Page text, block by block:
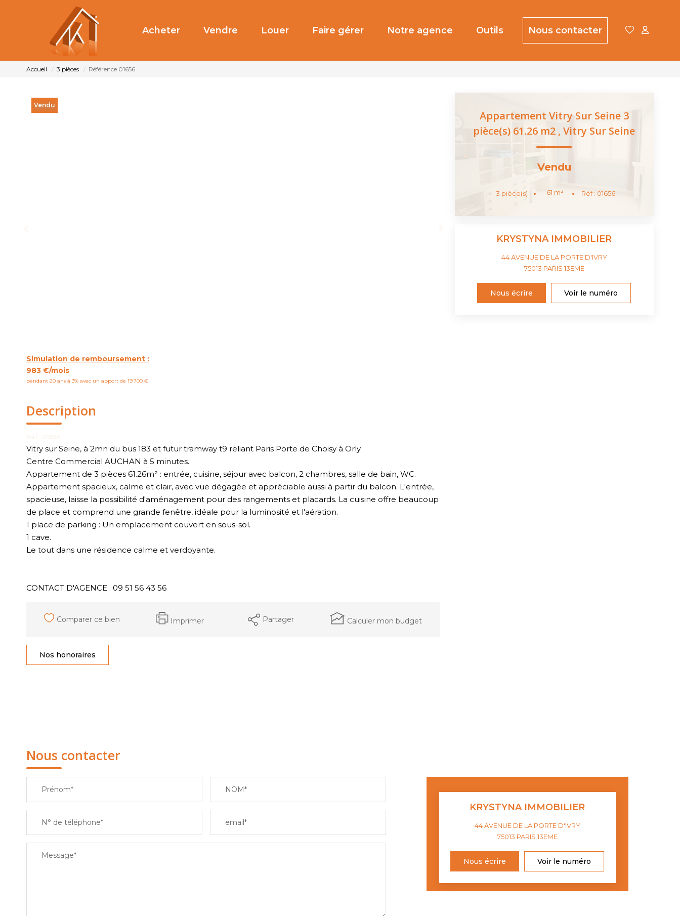
Acheter Vendre Louer Faire gérer Notre agence Outils Nous contacter
Accueil 3 pièces Référence 01656
Vendu
Simulation de remboursement :
983 €/mois
pendant 20 ans à 3% avec un apport de 19 700 €
Description
Vitry sur Seine, à 2mn du bus 183 et futur tramway t9 reliant Paris Porte de Choisy à Orly.
Centre Commercial AUCHAN à 5 minutes.
Appartement de 3 pièces 61.26m² : entrée, cuisine, séjour avec balcon, 2 chambres, salle de bain, WC.
Appartement spacieux, calme et clair, avec vue dégagée et appréciable aussi à partir du balcon. L'entrée,
spacieuse, laisse la possibilité d'aménagement pour des rangements et placards. La cuisine offre beaucoup
de place et comprend une grande fenêtre, idéale pour la luminosité et l'aération.
1 place de parking : Un emplacement couvert en sous-sol.
1 cave.
Le tout dans une résidence calme et verdoyante.
CONTACT D'AGENCE : 09 51 56 43 56
Comparer ce bien Imprimer Partager Calculer mon budget
Nos honoraires
Appartement Vitry Sur Seine 3
pièce(s) 61.26 m2 ,Vitry Sur Seine
Vendu
3 pièce(s) 61 m² Réf : 01656
KRYSTYNA IMMOBILIER
44 AVENUE DE LA PORTE D'IVRY
75013 PARIS 13EME
Nous écrire Voir le numéro
Nous contacter
Prénom* NOM*
N° de téléphone* email*
Message*
KRYSTYNA IMMOBILIER
44 AVENUE DE LA PORTE D'IVRY
75013 PARIS 13EME
Nous écrire Voir le numéro